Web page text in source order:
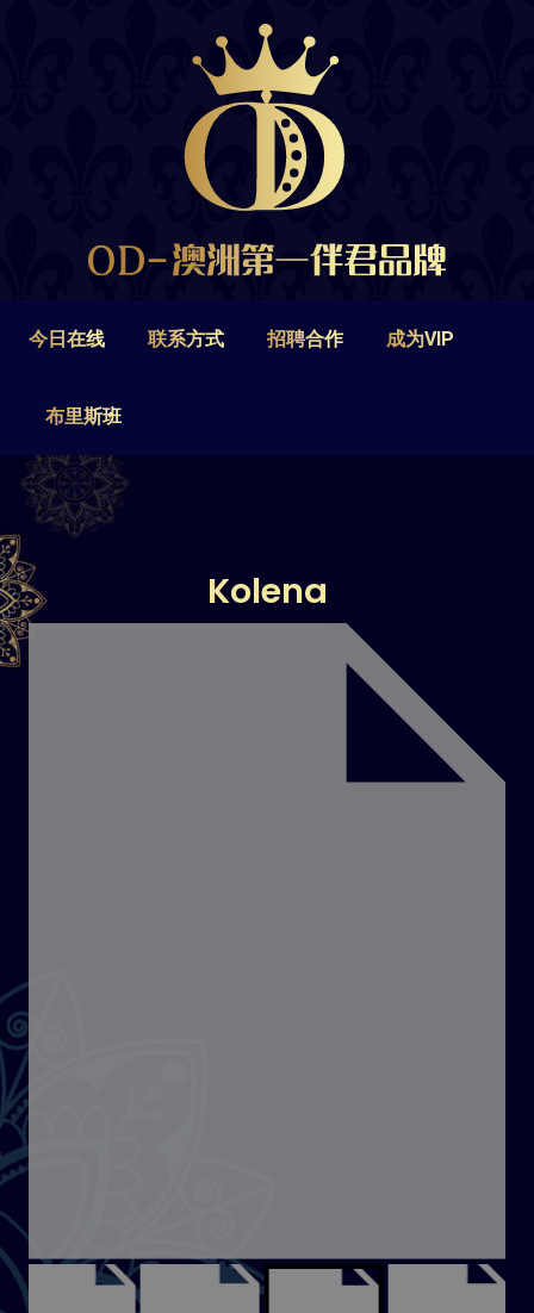
今日在线 联系方式 招聘合作 成为VIP
布里斯班
Kolena
联系方式 招聘合作
布里斯班